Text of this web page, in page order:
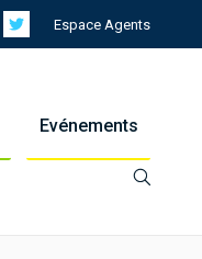
Espace Agents
Evénements